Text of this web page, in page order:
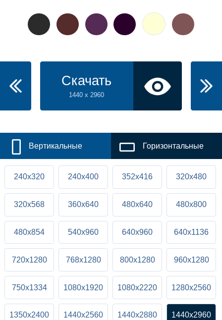
Скачать
1440 x 2960
Вертикальные Горизонтальные
240x320 240x400 352x416 320x480
320x568 360x640 480x640 480x800
480x854 540x960 640x960 640x1136
720x1280 768x1280 800x1280 960x1280
750x1334 1080x1920 1080x2220 1280x2560
1350x2400 1440x2560 1440x2880 1440x2960